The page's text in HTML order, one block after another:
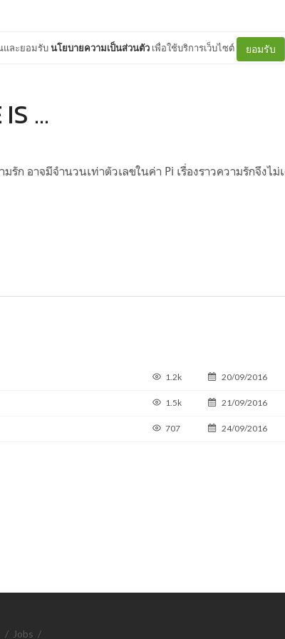
และยอมรับนโยบายความเป็นส่วนตัว เพื่อใช้บริการเว็บไซต์ ยอมรับ
...
มรัก อาจมีจำนวนเท่าตัวเลขในค่า Pi เรื่องราวความรักจึงไ
1.2k 20/09/2016
1.5k 21/09/2016
707 24/09/2016
/ Jobs /